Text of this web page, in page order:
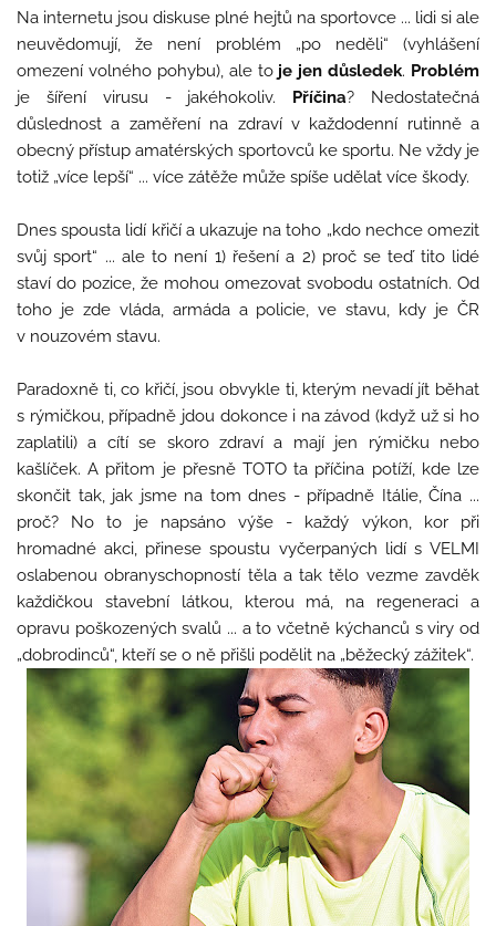
Na internetu jsou diskuse plné hejtů na sportovce ... lidi si ale
neuvědomují, že není problém „po neděli“ (vyhlášení
omezení volného pohybu), ale to je jen důsledek. Problém
je šíření virusu - jakéhokoliv.
Příčina? Nedostatečná
důslednost a zaměření na zdraví v každodenní rutinně a
obecný přístup amatérských sportovců ke sportu. Ne vždy je
totiž „více lepší“ ... více zátěže může spíše udělat více škody.
Dnes spousta lidí křičí a ukazuje na toho „kdo nechce omezit
svůj sport“ ... ale to není 1) řešení a 2) proč se teď tito lidé
staví do pozice, že mohou omezovat svobodu ostatních. Od
toho je zde vláda, armáda a policie, ve stavu, kdy je ČR
v nouzovém stavu.
Paradoxně ti, co křičí, jsou obvykle ti, kterým nevadí jít běhat
s rýmičkou, případně jdou dokonce i na závod (když už si ho
zaplatili) a cítí se skoro zdraví a mají jen rýmičku nebo
kašlíček. A přitom je přesně TOTO ta příčina potíží, kde lze
skončit tak, jak jsme na tom dnes - případně Itálie, Čína ...
proč? No to je napsáno výše - každý výkon, kor při
hromadné akci, přinese spoustu vyčerpaných lidí s VELMI
oslabenou obranyschopností těla a tak tělo vezme zavděk
každičkou stavební látkou, kterou má, na regeneraci a
opravu poškozených svalů ... a to včetně kýchanců s viry od
„dobrodinců“, kteří se o ně přišli podělit na „běžecký zážitek“.